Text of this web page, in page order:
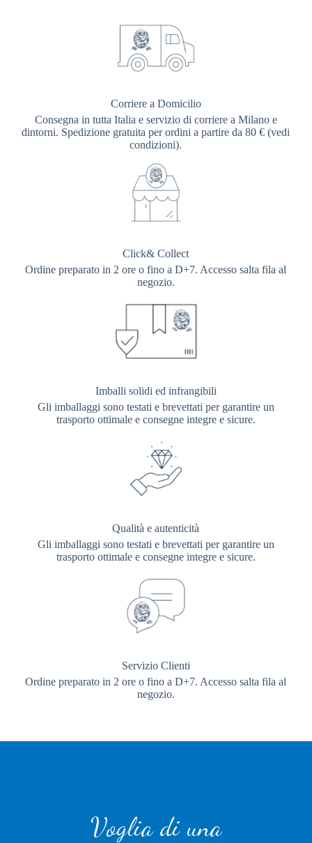
Corriere a Domicilio
Consegna in tutta Italia e servizio di corriere a Milano e
dintorni. Spedizione gratuita per ordini a partire da 80 € (vedi
condizioni).
Click& Collect
Ordine preparato in 2 ore o fino a D+7. Accesso salta fila al
negozio.
Imballi solidi ed infrangibili
Gli imballaggi sono testati e brevettati per garantire un
trasporto ottimale e consegne integre e sicure.
Qualità e autenticità
Gli imballaggi sono testati e brevettati per garantire un
trasporto ottimale e consegne integre e sicure.
Servizio Clienti
Ordine preparato in 2 ore o fino a D+7. Accesso salta fila al
negozio.
Voglia di una